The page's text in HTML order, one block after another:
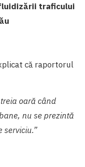
traficului
că raportorul
oară când
nu se prezintă
serviciu.”